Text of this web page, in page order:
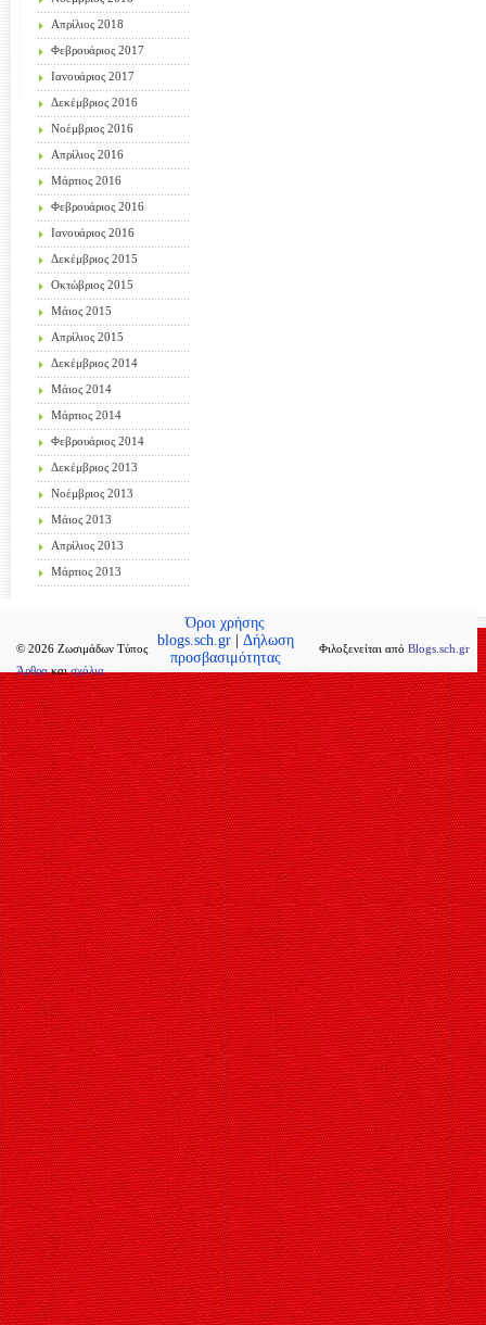
Απρίλιος 2018
Φεβρουάριος 2017
Ιανουάριος 2017
Δεκέμβριος 2016
Νοέμβριος 2016
Απρίλιος 2016
Μάρτιος 2016
Φεβρουάριος 2016
Ιανουάριος 2016
Δεκέμβριος 2015
Οκτώβριος 2015
Μάιος 2015
Απρίλιος 2015
Δεκέμβριος 2014
Μάιος 2014
Μάρτιος 2014
Φεβρουάριος 2014
Δεκέμβριος 2013
Νοέμβριος 2013
Μάιος 2013
Απρίλιος 2013
Μάρτιος 2013
© 2026 Ζωσιμάδων Τύπος
Άρθρα καισχόλια
Φιλοξενείται από Blogs.sch.gr
Όροι χρήσης
blogs.sch.gr| Δήλωση
προσβασιμότητας